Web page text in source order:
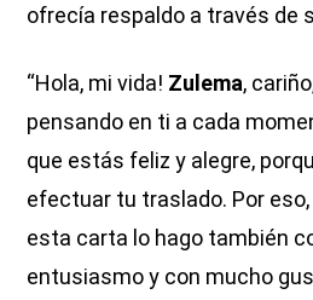
ofrecía respaldo a través de
“Hola, mi vida! Zulema,
pensando en ti a cada
que estás feliz y alegre,
efectuar tu traslado. Por
esta carta lo hago también
entusiasmo y con mucho